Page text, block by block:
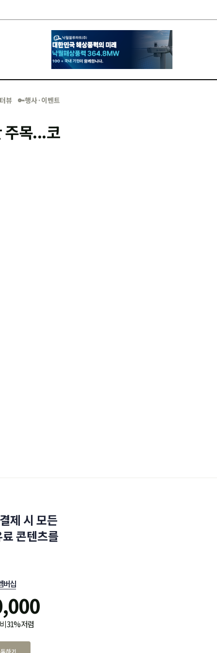
뷰 🔑행사·이벤트
주목...코
제 시 모든
콘텐츠를
버십
31% 저렴
하기